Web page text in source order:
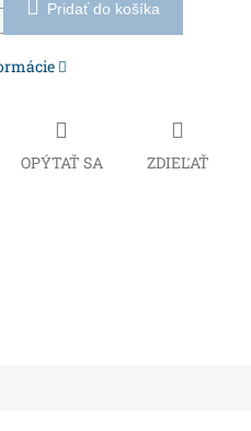
Pridať do košíka
OPÝTAŤ SA ZDIEĽAŤ